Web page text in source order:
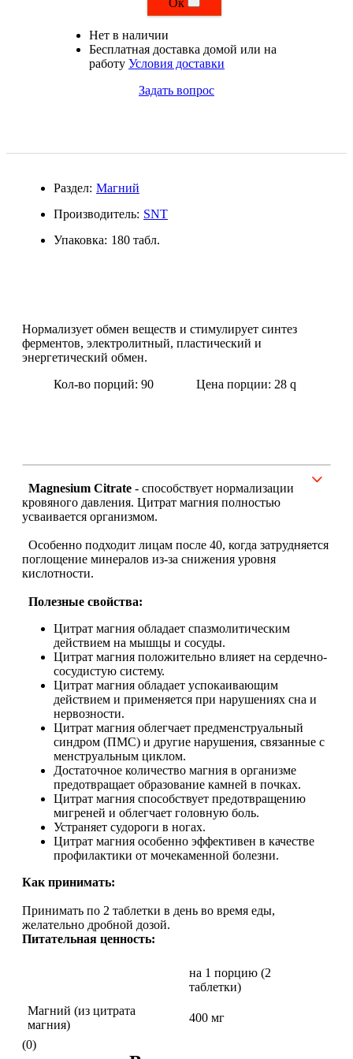
Волосы и кожа
Коэнзим Q10
Сердце и Сосуды
Щитовидная железа
Суставы и связки
Коллаген
Протеин
НАЗАД
Многокомпонентный и яичный протеин
Растительный протеин
Снижение веса
НАЗАД
Жиросжигатели
Пиколинат хрома
Батончики и напитки
Напитки
Нет в наличии
Бесплатная доставка домой или на
работу Условия доставки
Задать вопрос
Раздел: Магний
Производитель: SNT
Упаковка: 180 табл.
Нормализует обмен веществ и стимулирует синтез
ферментов, электролитный, пластический и
энергетический обмен.
Кол-во порций: 90
Цена порции: 28 q
Magnesium Citrate - способствует нормализации
кровяного давления. Цитрат магния полностью
усваивается организмом.
Особенно подходит лицам после 40, когда затрудняется
поглощение минералов из-за снижения уровня
кислотности.
Полезные свойства:
Цитрат магния обладает спазмолитическим
действием на мышцы и сосуды.
Цитрат магния положительно влияет на сердечно-
сосудистую систему.
Цитрат магния обладает успокаивающим
действием и применяется при нарушениях сна и
нервозности.
Цитрат магния облегчает предменструальный
синдром (ПМС) и другие нарушения, связанные с
менструальным циклом.
Достаточное количество магния в организме
предотвращает образование камней в почках.
Цитрат магния способствует предотвращению
мигреней и облегчает головную боль.
Устраняет судороги в ногах.
Цитрат магния особенно эффективен в качестве
профилактики от мочекаменной болезни.
Как принимать:
Принимать по 2 таблетки в день во время еды,
желательно дробной дозой.
Питательная ценность:
на 1 порцию (2
таблетки)
Магний (из цитрата
магния)
400 мг
(0)